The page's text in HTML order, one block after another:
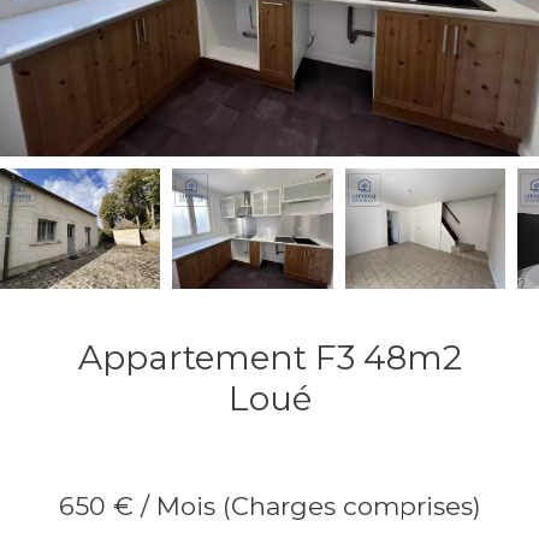
Appartement F3 48m2
Loué
650 € / Mois (Charges comprises)